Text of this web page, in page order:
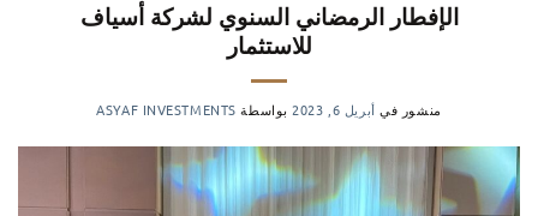
الإفطار الرمضاني السنوي لشركة أسياف
للاستثمار
منشور في أبريل 6, 2023 بواسطة ASYAF INVESTMENTS